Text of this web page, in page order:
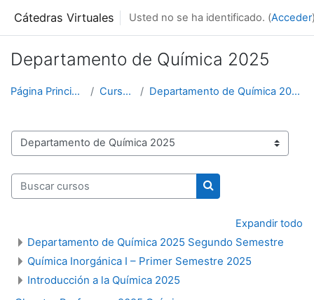
Cátedras Virtuales Usted no se ha identificado. (Acceder
Departamento de Química 2025
Página Principal Cursos Departamento de Química 2025
Categorías
Buscar cursos
Buscar cursos
Expandir todo
Departamento de Química 2025 Segundo Semestre
Química Inorgánica I – Primer Semestre 2025
Introducción a la Química 2025